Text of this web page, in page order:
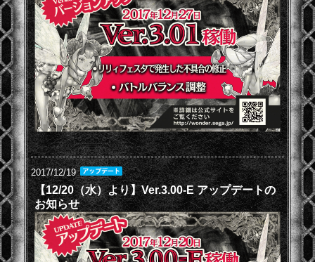
2017/12/19
【12/20（水）より】Ver.3.00-E アップデートの
お知らせ